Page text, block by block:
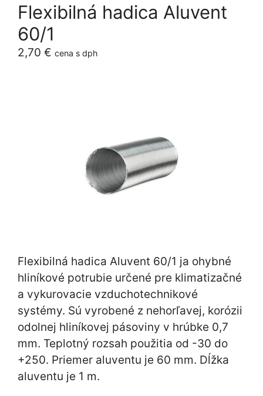
Flexibilná hadica Aluvent
60/1
2,70 € cena s dph
Flexibilná hadica Aluvent 60/1 ja ohybné
hliníkové potrubie určené pre klimatizačné
a vykurovacie vzduchotechnikové
systémy. Sú vyrobené z nehorľavej, korózii
odolnej hliníkovej pásoviny v hrúbke 0,7
mm. Teplotný rozsah použitia od -30 do
+250. Priemer aluventu je 60 mm. Dĺžka
aluventu je 1 m.